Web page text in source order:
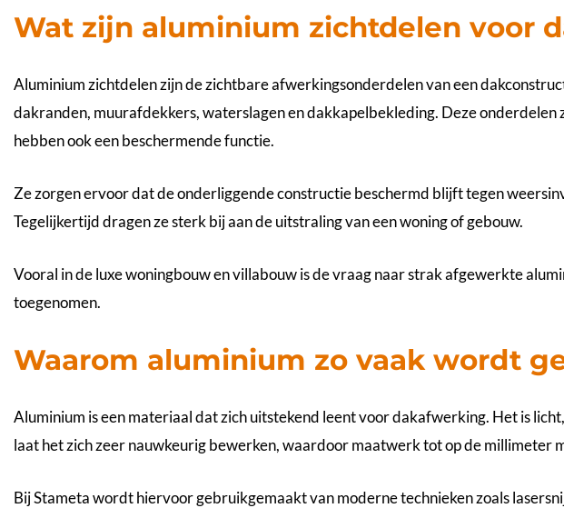
Wat zijn aluminium zichtdelen voor
Aluminium zichtdelen zijn de zichtbare afwerkingsonderdelen van een
dakranden, muurafdekkers, waterslagen en dakkapelbekleding. Deze onderdelen
hebben ook een beschermende functie.
Ze zorgen ervoor dat de onderliggende constructie beschermd blijft tegen
Tegelijkertijd dragen ze sterk bij aan de uitstraling van een woning of gebouw.
Vooral in de luxe woningbouw en villabouw is de vraag naar strak afgewerkte
toegenomen.
Waarom aluminium zo vaak wordt
Aluminium is een materiaal dat zich uitstekend leent voor dakafwerking. Het is
laat het zich zeer nauwkeurig bewerken, waardoor maatwerk tot op de millimeter
Bij Stameta wordt hiervoor gebruikgemaakt van moderne technieken zoals